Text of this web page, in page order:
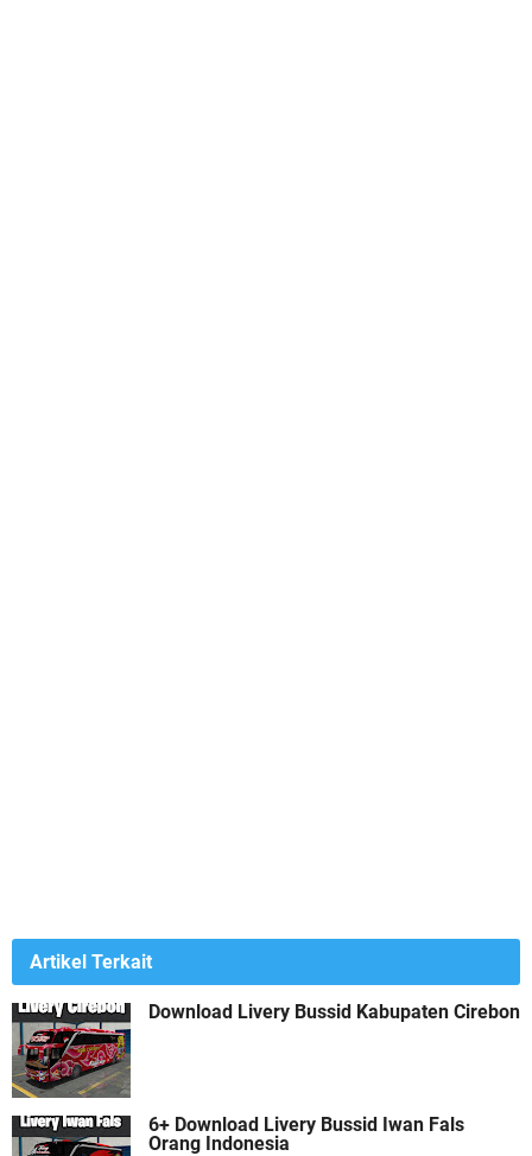
Artikel Terkait
Download Livery Bussid Kabupaten Cirebon
6+ Download Livery Bussid Iwan Fals
Orang Indonesia